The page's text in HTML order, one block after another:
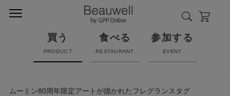
買う
PRODUCT
食べる
RESTAURANT
参加する
EVENT
ムーミン80周年限定アートが描かれたフレグランスタグ